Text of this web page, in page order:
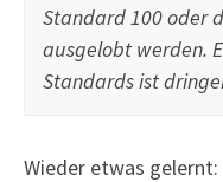
Standard 100 oder
ausgelobt werden.
Standards ist
Wieder etwas gelernt: